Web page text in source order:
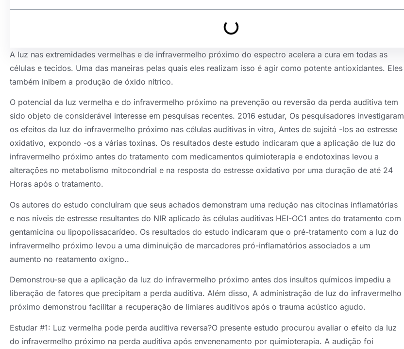
A luz nas extremidades vermelhas e de infravermelho próximo do espectro acelera a cura em todas as
células e tecidos. Uma das maneiras pelas quais eles realizam isso é agir como potente antioxidantes. Eles
também inibem a produção de óxido nítrico.
O potencial da luz vermelha e do infravermelho próximo na prevenção ou reversão da perda auditiva tem
sido objeto de considerável interesse em pesquisas recentes. 2016 estudar, Os pesquisadores investigaram
os efeitos da luz do infravermelho próximo nas células auditivas in vitro, Antes de sujeitá -los ao estresse
oxidativo, expondo -os a várias toxinas. Os resultados deste estudo indicaram que a aplicação de luz do
infravermelho próximo antes do tratamento com medicamentos quimioterapia e endotoxinas levou a
alterações no metabolismo mitocondrial e na resposta do estresse oxidativo por uma duração de até 24
Horas após o tratamento.
Os autores do estudo concluíram que seus achados demonstram uma redução nas citocinas inflamatórias
e nos níveis de estresse resultantes do NIR aplicado às células auditivas HEI-OC1 antes do tratamento com
gentamicina ou lipopolissacarídeo. Os resultados do estudo indicaram que o pré-tratamento com a luz do
infravermelho próximo levou a uma diminuição de marcadores pró-inflamatórios associados a um
aumento no reatamento oxigno..
Demonstrou-se que a aplicação da luz do infravermelho próximo antes dos insultos químicos impediu a
liberação de fatores que precipitam a perda auditiva. Além disso, A administração de luz do infravermelho
próximo demonstrou facilitar a recuperação de limiares auditivos após o trauma acústico agudo.
Estudar #1: Luz vermelha pode perda auditiva reversa?O presente estudo procurou avaliar o efeito da luz
do infravermelho próximo na perda auditiva após envenenamento por quimioterapia. A audição foi